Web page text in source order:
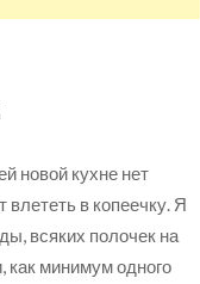
новой кухне нет
в копеечку. Я
всяких полочек на
как минимум одного